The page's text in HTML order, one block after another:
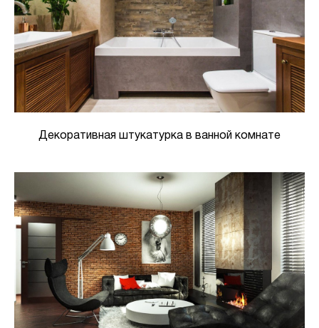
Декоративная штукатурка в ванной комнате